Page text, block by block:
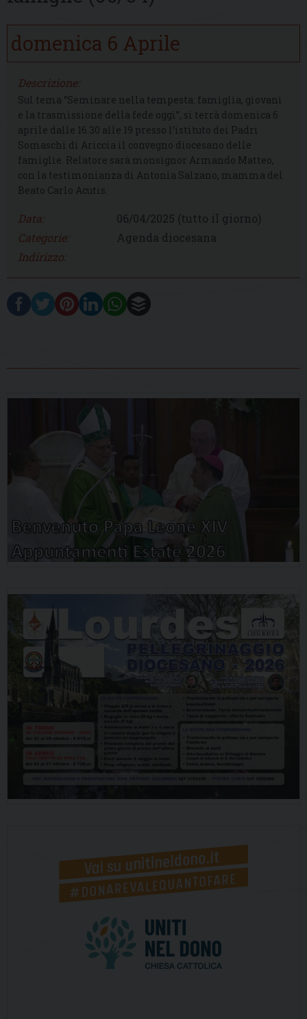
domenica 6 Aprile
Descrizione:
Sul tema “Seminare nella tempesta: famiglia, giovani
e la trasmissione della fede oggi”, si terrà domenica 6
aprile dalle 16.30 alle 19 presso l’istituto dei Padri
Somaschi di Ariccia il convegno diocesano delle
famiglie. Relatore sarà monsignor Armando Matteo,
con la testimonianza di Antonia Salzano, mamma del
Beato Carlo Acutis.
Data: 06/04/2025 (tutto il giorno)
Categorie:
Agenda diocesana
Indirizzo: